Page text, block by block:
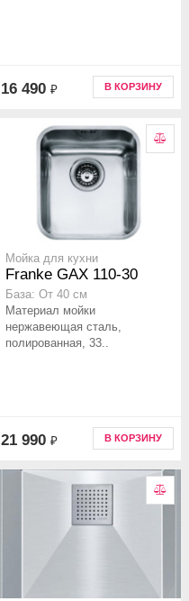
16 490 ₽ В КОРЗИНУ
Мойка для кухни
Franke GAX 110-30
База: От 40 см
Материал мойки
нержавеющая сталь,
полированная, 33..
21 990 ₽ В КОРЗИНУ